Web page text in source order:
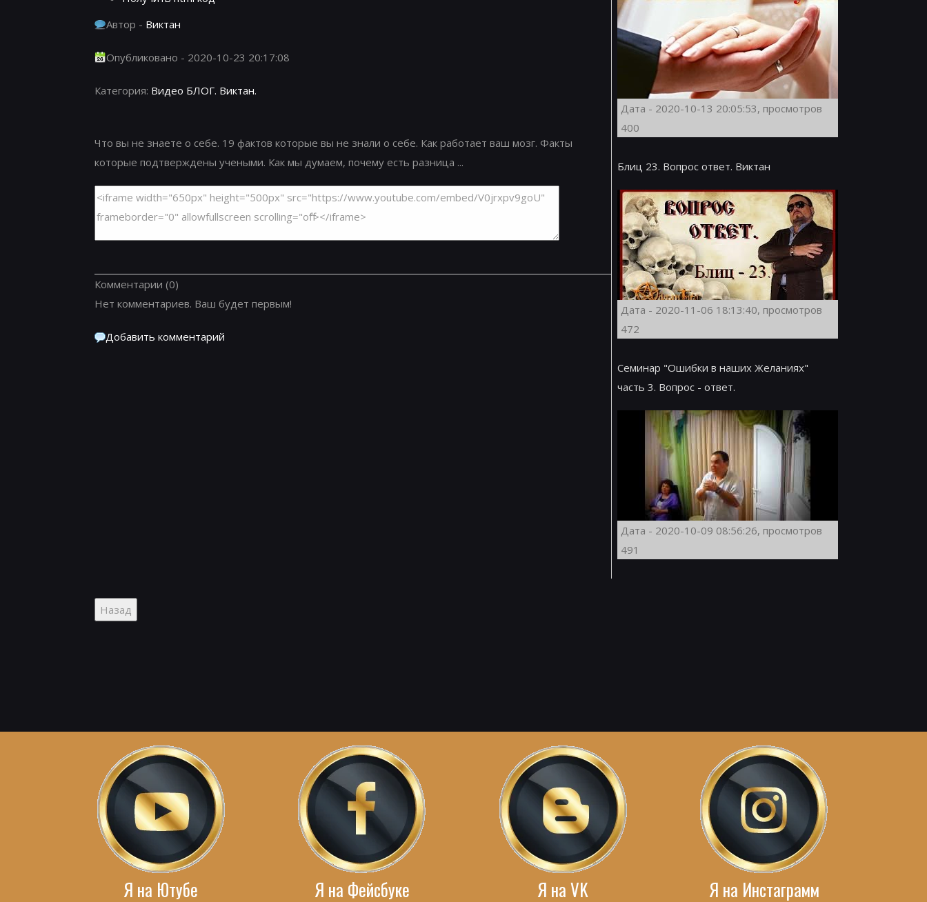
Автор - Виктан
Опубликовано - 2020-10-23 20:17:08
Категория: Видео БЛОГ. Виктан.
Что вы не знаете о себе. 19 фактов которые вы не знали о себе. Как работает ваш мозг. Факты
которые подтверждены учеными. Как мы думаем, почему есть разница ...
Комментарии (0)
Нет комментариев. Ваш будет первым!
Добавить комментарий
Дата - 2020-10-13 20:05:53, просмотров
400
Блиц 23. Вопрос ответ. Виктан
Дата - 2020-11-06 18:13:40, просмотров
472
Семинар "Ошибки в наших Желаниях"
часть 3. Вопрос - ответ.
Дата - 2020-10-09 08:56:26, просмотров
491
Я на Ютубе Я на Фейсбуке Я на VK Я на Инстаграмм